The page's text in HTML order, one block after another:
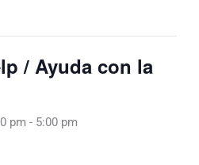
/ Ayuda con la
pm - 5:00 pm